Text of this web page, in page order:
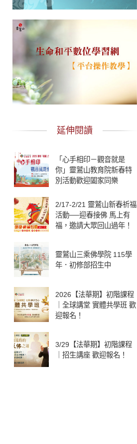
延伸閱讀
「心手相印－觀音就是
你」靈鷲山教育院新春特
別活動歡迎闔家同樂
2/17-2/21 靈鷲山新春祈福
活動──迎春接佛 馬上有
福，邀請大眾回山過年！
靈鷲山三乘佛學院 115學
年．初修部招生中
2026【法華期】初階課程
｜全球講堂 實體共學班 歡
迎報名！
3/29【法華期】初階課程
｜招生講座 歡迎報名！